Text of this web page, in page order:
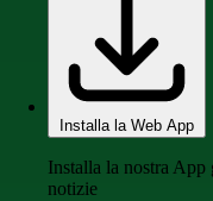
Installa la Web App
Installa la nostra App
notizie